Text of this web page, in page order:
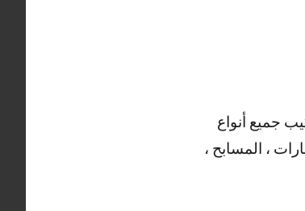
جميع أنواع
، المسابح ،